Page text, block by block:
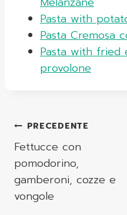
Pasta with
Pasta Cremosa
Pasta with fried
provolone
Navigazione
Articoli
PRECEDENTE
Fettucce con
pomodorino,
gamberoni, cozze e
vongole